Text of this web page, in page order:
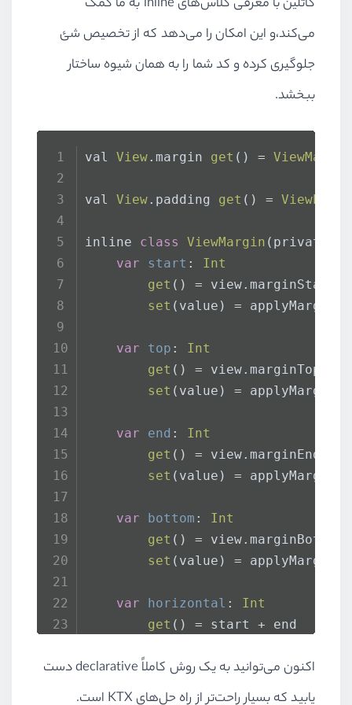
کاتلین با معرفی کلاس‌های inline به ما کمک
می‌کند،و این امکان را می‌دهد که از تخصیص شئ
جلوگیری کرده و کد شما را به همان شیوه ساختار
ببخشد.
val View. margin get () = ViewMargin
val View. padding get () =
inline class ViewMargin (private
var
start : Int
get () = view. marginStart
set (value) = applyMargin
var top : Int
get () = view. marginTop
set (value) = applyMargin
var end : Int
get () = view. marginEnd
set (value) = applyMargin
var bottom : Int
get () = view. marginBottom
set (value) = applyMargin
var horizontal : Int
get () = start + end
            start = value
            end = value
اکنون می‌توانید به یک روش کاملاً declarativeدست
یابید که بسیار راحت‌تر از راه حل‌هایKTX است.